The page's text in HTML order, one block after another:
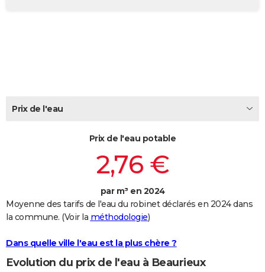
Carte de Noël
Carte Bonne année
Carte Saint-Valentin
Carte Pâques
Carte d'anniversaire
DICTIONNAIRE
FORUM
Prix de l'eau
Prix de l'eau potable
2,76 €
par m³ en 2024
Moyenne des tarifs de l'eau du robinet déclarés en 2024 dans
la commune. (Voir la méthodologie)
Dans quelle ville l'eau est la plus chère ?
Evolution du prix de l'eau à Beaurieux